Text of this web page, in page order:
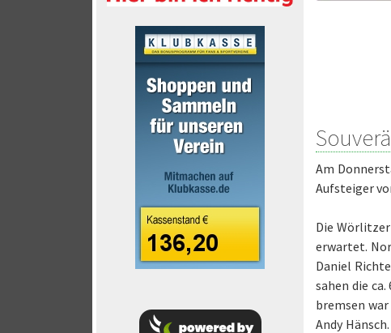
Am
Aufsteiger
Die
erwartet.
Daniel
sahen die
bremsen
Andy